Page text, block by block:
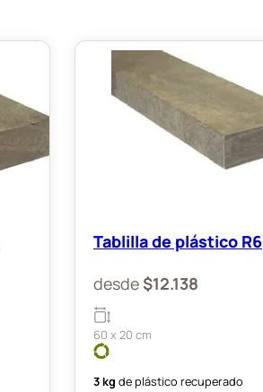
Tablilla de plástico R6
desde$12.138
60 x 20 cm
3 kg de plástico recuperado